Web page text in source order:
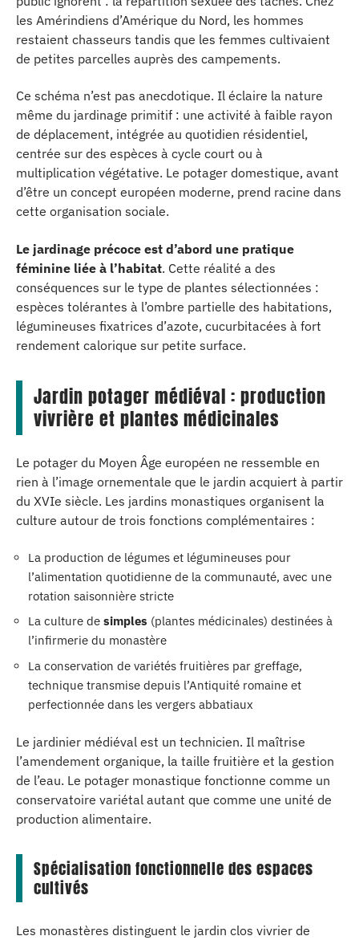
les Amérindiens d’Amérique du Nord, les hommes
restaient chasseurs tandis que les femmes cultivaient
de petites parcelles auprès des campements.
Ce schéma n’est pas anecdotique. Il éclaire la nature
même du jardinage primitif : une activité à faible rayon
de déplacement, intégrée au quotidien résidentiel,
centrée sur des espèces à cycle court ou à
multiplication végétative. Le potager domestique, avant
d’être un concept européen moderne, prend racine dans
cette organisation sociale.
Le jardinage précoce est d’abord une pratique
féminine liée à l’habitat. Cette réalité a des
conséquences sur le type de plantes sélectionnées :
espèces tolérantes à l’ombre partielle des habitations,
légumineuses fixatrices d’azote, cucurbitacées à fort
rendement calorique sur petite surface.
Jardin potager médiéval : production
vivrière et plantes médicinales
Le potager du Moyen Âge européen ne ressemble en
rien à l’image ornementale que le jardin acquiert à partir
du XVIe siècle. Les jardins monastiques organisent la
culture autour de trois fonctions complémentaires :
La production de légumes et légumineuses pour
l’alimentation quotidienne de la communauté, avec une
rotation saisonnière stricte
La culture de simples (plantes médicinales) destinées à
l’infirmerie du monastère
La conservation de variétés fruitières par greffage,
technique transmise depuis l’Antiquité romaine et
perfectionnée dans les vergers abbatiaux
Le jardinier médiéval est un technicien. Il maîtrise
l’amendement organique, la taille fruitière et la gestion
de l’eau. Le potager monastique fonctionne comme un
conservatoire variétal autant que comme une unité de
production alimentaire.
Spécialisation fonctionnelle des espaces
cultivés
Les monastères distinguent le jardin clos vivrier de